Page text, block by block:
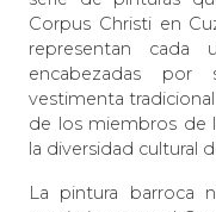
Corpus Christi en
representan cada
encabezadas
vestimenta
de los miembros de
la diversidad cultural
La pintura barroca